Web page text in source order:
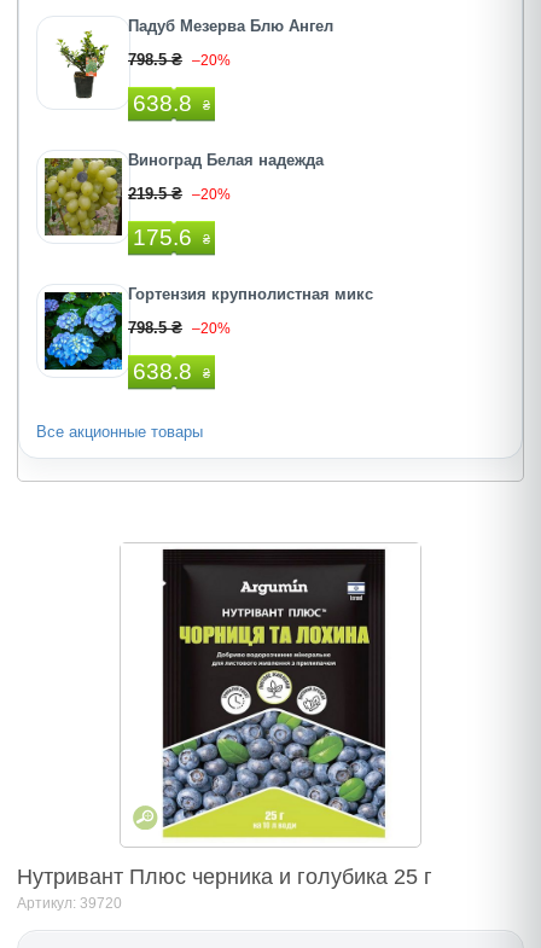
Падуб Мезерва Блю Ангел
798.5 ₴ –20%
638.8 ₴
Виноград Белая надежда
219.5 ₴ –20%
175.6 ₴
Гортензия крупнолистная микс
798.5 ₴ –20%
638.8 ₴
Все акционные товары
Нутривант Плюс черника и голубика 25 г
Артикул: 39720